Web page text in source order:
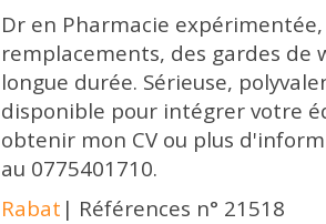
Dr en Pharmacie
remplacements, des gardes de
longue durée. Sérieuse,
disponible pour intégrer votre
obtenir mon CV ou plus
au 0775401710.
Rabat | Références n° 21518